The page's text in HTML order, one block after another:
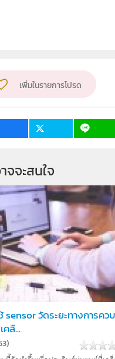
เพิ่มในรายการโปรด
จะสนใจ
sensor วัดระยะทางการคว
คลื...
)